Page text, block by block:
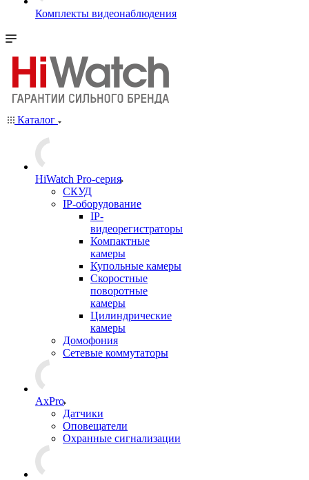
Комплекты видеонаблюдения
Каталог
HiWatch Pro-серия
CКУД
IP-оборудование
IP-
видеорегистраторы
Компактные
камеры
Купольные камеры
Скоростные
поворотные
камеры
Цилиндрические
камеры
Домофония
Сетевые коммутаторы
AxPro
Датчики
Оповещатели
Охранные сигнализации